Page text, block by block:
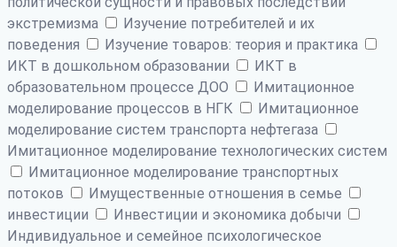
экстремизма
Изучение потребителей и их
поведения
Изучение товаров: теория и практика
ИКТ в дошкольном образовании
ИКТ в
образовательном процессе ДОО
Имитационное
моделирование процессов в НГК
Имитационное
моделирование систем транспорта нефтегаза
Имитационное моделирование технологических систем
Имитационное моделирование транспортных
потоков
Имущественные отношения в семье
инвестиции
Инвестиции и экономика добычи
Индивидуальное и семейное психологическое